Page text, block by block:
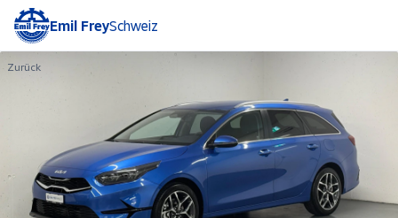
Emil FreySchweiz
Zurück